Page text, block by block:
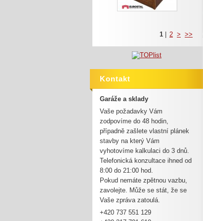
1 2 > >>
Kontakt
Garáže a sklady
Vaše požadavky Vám
zodpovíme do 48 hodin,
případně zašlete vlastní plánek
stavby na který Vám
vyhotovíme kalkulaci do 3 dnů.
Telefonická konzultace ihned od
8:00 do 21:00 hod.
Pokud nemáte zpětnou vazbu,
zavolejte. Může se stát, že se
Vaše zpráva zatoulá.
+420 737 551 129